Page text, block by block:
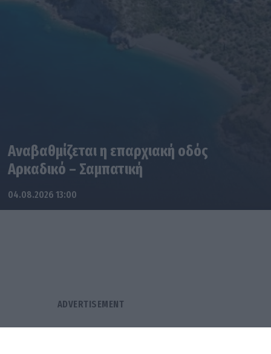
Αναβαθμίζεται η επαρχιακή οδός
Αρκαδικό – Σαμπατική
04.08.2026 13:00